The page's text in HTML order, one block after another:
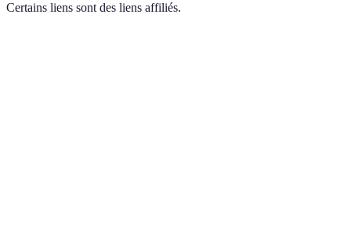
Certains liens sont des liens affiliés.